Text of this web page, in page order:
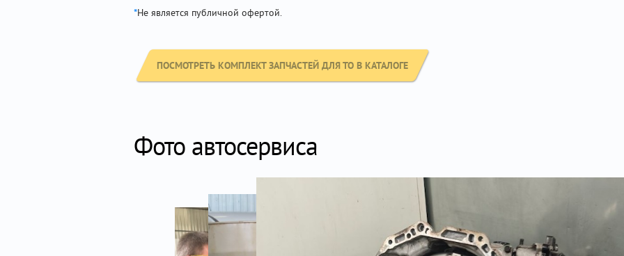
*Не является публичной офертой.
ПОСМОТРЕТЬ КОМПЛЕКТ ЗАПЧАСТЕЙ ДЛЯ ТО В КАТАЛОГЕ
Фото автосервиса